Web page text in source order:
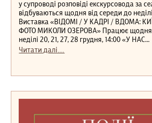
у супроводі розповіді екскурсовода за
відбуваються щодня від середи до
Виставка «ВІДОМІ / У КАДРІ / ВДОМА:
ФОТО МИКОЛИ ОЗЕРОВА» Працює щодня
неділі 20, 21, 27, 28 грудня, 14:00 «У НАС...
Читати далі…